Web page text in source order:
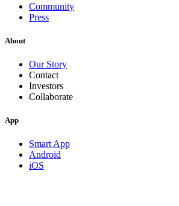
Community
Press
About
Our Story
Contact
Investors
Collaborate
App
Smart App
Android
iOS